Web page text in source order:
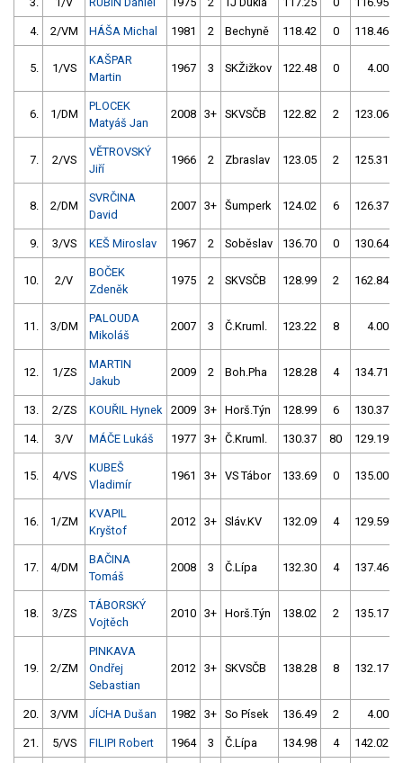
4. 2/VM HÁŠA Michal 1981 2 Bechyně 118.42 0 118.46
5. 1/VS
KAŠPAR
Martin
1967 3 SKŽižkov 122.48 0 4.00
6. 1/DM
PLOCEK
Matyáš Jan
2008 3+ SKVSČB 122.82 2 123.06
7. 2/VS
VĚTROVSKÝ
Jiří
1966 2 Zbraslav 123.05 2 125.31
8. 2/DM
SVRČINA
David
2007 3+ Šumperk 124.02 6 126.37
9. 3/VS KEŠ Miroslav 1967 2 Soběslav 136.70 0 130.64
10. 2/V
BOČEK
Zdeněk
1975 2 SKVSČB 128.99 2 162.84
11. 3/DM
PALOUDA
Mikoláš
2007 3 Č.Kruml. 123.22 8 4.00
12. 1/ZS
MARTIN
Jakub
2009 2 Boh.Pha 128.28 4 134.71
13. 2/ZS KOUŘIL Hynek 2009 3+ Horš.Týn 128.99 6 130.37
14. 3/V MÁČE Lukáš 1977 3+ Č.Kruml. 130.37 80 129.19
15. 4/VS
KUBEŠ
Vladimír
1961 3+ VS Tábor 133.69 0 135.00
16. 1/ZM
KVAPIL
Kryštof
2012 3+ Sláv.KV 132.09 4 129.59
17. 4/DM
BAČINA
Tomáš
2008 3 Č.Lípa 132.30 4 137.46
18. 3/ZS
TÁBORSKÝ
Vojtěch
2010 3+ Horš.Týn 138.02 2 135.17
19. 2/ZM
PINKAVA
Ondřej
Sebastian
2012 3+ SKVSČB 138.28 8 132.17
20. 3/VM JÍCHA Dušan 1982 3+ So Písek 136.49 2 4.00
21. 5/VS FILIPI Robert 1964 3 Č.Lípa 134.98 4 142.02